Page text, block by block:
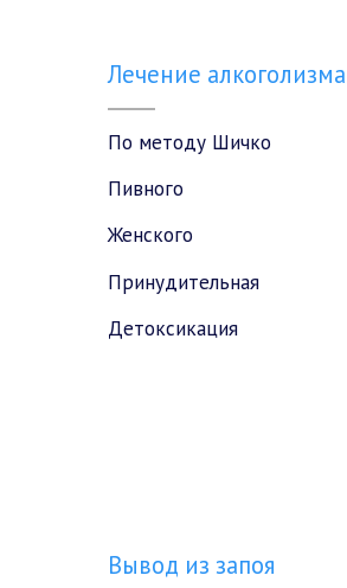
Лечение алкоголизма
По методу Шичко
Пивного
Женского
Принудительная
Детоксикация
Вывод из запоя